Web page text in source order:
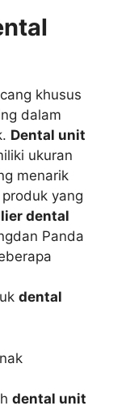
khusus
dalam
Dental unit
ukuran
menarik
yang
dental
Panda
dental
dental unit